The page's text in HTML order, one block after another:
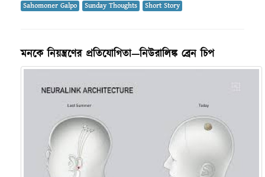
Sahomoner Galpo Sunday Thoughts Short Story
মনকে নিয়ন্ত্রণের প্রতিযোগিতা—নিউরালিঙ্ক ব্রেন চিপ